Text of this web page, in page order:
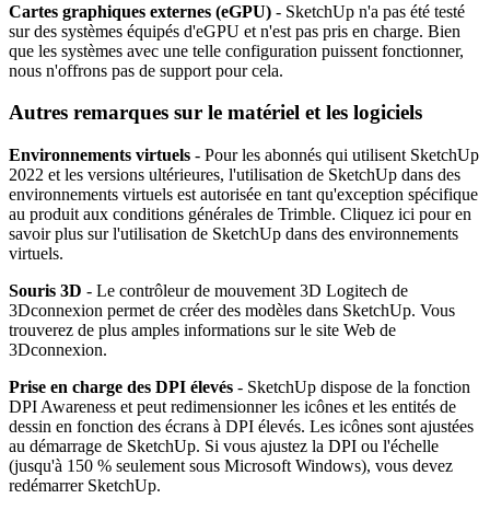
Cartes graphiques externes (eGPU) - SketchUp n'a pas été testé
sur des systèmes équipés d'eGPU et n'est pas pris en charge. Bien
que les systèmes avec une telle configuration puissent fonctionner,
nous n'offrons pas de support pour cela.
Autres remarques sur le matériel et les logiciels
Environnements virtuels - Pour les abonnés qui utilisent SketchUp
2022 et les versions ultérieures, l'utilisation de SketchUp dans des
environnements virtuels est autorisée en tant qu'exception spécifique
au produit aux conditions générales de Trimble. Cliquez ici pour en
savoir plus sur l'utilisation de SketchUp dans des environnements
virtuels.
Souris 3D - Le contrôleur de mouvement 3D Logitech de
3Dconnexion permet de créer des modèles dans SketchUp. Vous
trouverez de plus amples informations sur le site Web de
3Dconnexion.
Prise en charge des DPI élevés - SketchUp dispose de la fonction
DPI Awareness et peut redimensionner les icônes et les entités de
dessin en fonction des écrans à DPI élevés. Les icônes sont ajustées
au démarrage de SketchUp. Si vous ajustez la DPI ou l'échelle
(jusqu'à 150 % seulement sous Microsoft Windows), vous devez
redémarrer SketchUp.